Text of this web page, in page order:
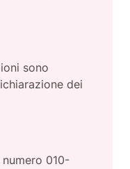
sono
dei
010-